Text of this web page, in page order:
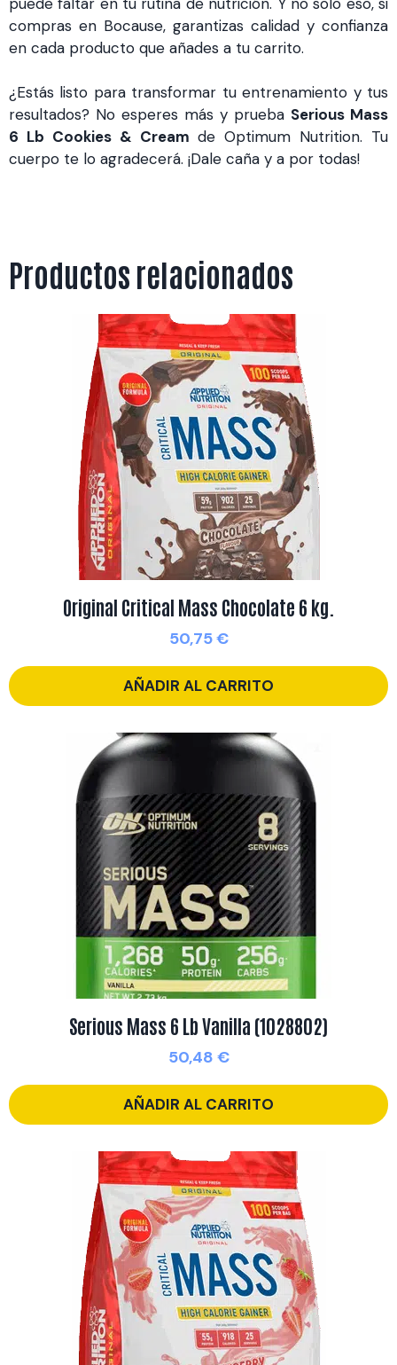
compras en Bocause, garantizas calidad y confianza
en cada producto que añades a tu carrito.
¿Estás listo para transformar tu entrenamiento y tus
resultados? No esperes más y prueba Serious Mass
6 Lb Cookies & Cream de Optimum Nutrition. Tu
cuerpo te lo agradecerá. ¡Dale caña y a por todas!
Productos relacionados
Original Critical Mass Chocolate 6 kg.
50,75€
AÑADIR AL CARRITO
Serious Mass 6 Lb Vanilla (1028802)
50,48 €
AÑADIR AL CARRITO